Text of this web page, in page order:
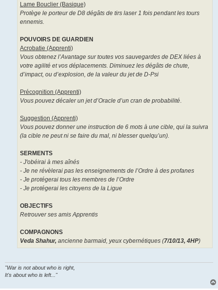
Lame Bouclier (Basique)
Protège le porteur de D8 dégâts de tirs laser 1 fois pendant les tours
ennemis.
POUVOIRS DE GUARDIEN
Acrobatie (Apprenti)
Vous obtenez l’Avantage sur toutes vos sauvegardes de DEX liées à
votre agilité et vos déplacements. Diminuez les dégâts de chute,
d’impact, ou d’explosion, de la valeur du jet de D-Psi
Précognition (Apprenti)
Vous pouvez décaler un jet d’Oracle d’un cran de probabilité
Suggestion (Apprenti)
Vous pouvez donner une instruction de 6 mots à une cible, qui la suivra
(la cible ne peut ni se faire du mal, ni blesser quelqu’un).
SERMENTS
- J'obéirai à mes aînés
- Je ne révèlerai pas les enseignements de l’Ordre à des profanes
- Je protégerai tous les membres de l’Ordre
- Je protégerai les citoyens de la Ligue
OBJECTIFS
Retrouver ses amis Apprentis
COMPAGNONS
Veda Shahur, ancienne barmaid, yeux cybernétiques (7/10/13, 4HP)
"War is not about who is right,
It's about who is left..."